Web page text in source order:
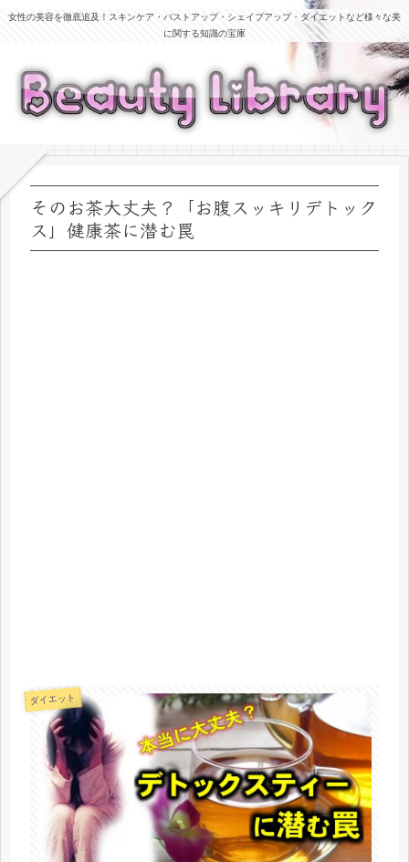
女性の美容を徹底追及！スキンケア・バストアップ・シェイプアップ・ダイエットなど様々な美
に関する知識の宝庫
そのお茶大丈夫？「お腹スッキリデトック
ス」健康茶に潜む罠
ダイエット